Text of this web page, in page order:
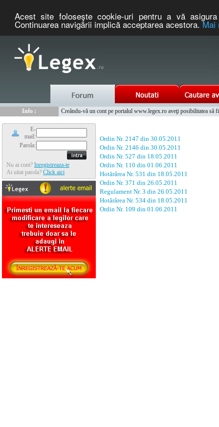
Acest site foloseşte cookie-uri pentru a vă
Continuarea navigării implică acceptarea acestora.Mai
Info :
Creându-vă un cont pe portalul www.legex.ro aveţi posibilitatea să
E-
mail:
Parola:
Nu ai cont? Inregistreaza-te
Ai uitat parola? Click aici
Ordin Nr. 2147 din 30.05.2011
Ordin Nr. 2146 din 30.05.2011
Ordin Nr. 527 din 18.05.2011
Ordin Nr. 110 din 01.06.2011
Hotărârea Nr. 531 din 18.05.2011
Ordin Nr. 371 din 26.05.2011
Regulament Nr. 3 din 26.05.2011
Hotărârea Nr. 534 din 18.05.2011
Ordin Nr. 109 din 01.06.2011